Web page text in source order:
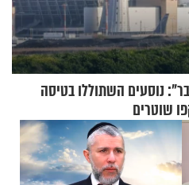
ה-7 באוקטובר": נוסעים השתוללו בטיסה
שוטרים